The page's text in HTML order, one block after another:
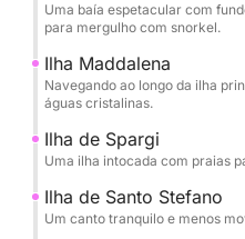
ilha de Spargi, onde a
preservada e as praias
o fôlego. Ao longo do
paradas para nadar e
Esmeralda, navegando
pitorescos do litoral até
exclusivas como Cala
Stefano, perfeitas para
Uma baía espetacular com
para mergulho com snorkel.
Ilha Maddalena
Navegando ao longo da ilha
águas cristalinas.
Ilha de Spargi
Uma ilha intocada com praias
Ilha de Santo Stefano
Um canto tranquilo e menos